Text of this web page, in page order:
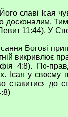
славі Ісая
досконалим,
11:44). У
Богові
викривлює
4:8). По-
Ісая у
до